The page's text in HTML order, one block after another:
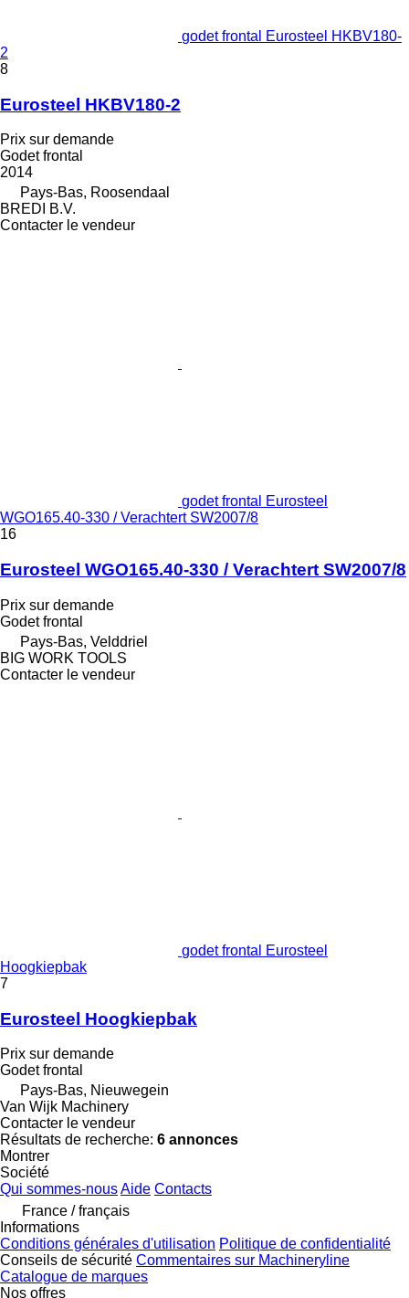
godet frontal Eurosteel HKBV180-
2
8
Eurosteel HKBV180-2
Prix sur demande
Godet frontal
2014
Pays-Bas, Roosendaal
BREDI B.V.
Contacter le vendeur
godet frontal Eurosteel
WGO165.40-330 / Verachtert SW2007/8
16
Eurosteel WGO165.40-330 / Verachtert SW2007/8
Prix sur demande
Godet frontal
Pays-Bas, Velddriel
BIG WORK TOOLS
Contacter le vendeur
godet frontal Eurosteel
Hoogkiepbak
7
Eurosteel Hoogkiepbak
Prix sur demande
Godet frontal
Pays-Bas, Nieuwegein
Van Wijk Machinery
Contacter le vendeur
Résultats de recherche: 6 annonces
Montrer
Société
Qui sommes-nousAide Contacts
France / français
Informations
Conditions générales d'utilisation Politique de confidentialité
Conseils de sécurité Commentaires sur Machineryline
Catalogue de marques
Nos offres